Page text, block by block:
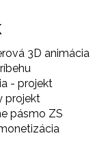
3D animácia
- projekt
projekt
pásmo ZS